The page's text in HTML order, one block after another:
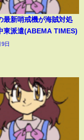
最新哨戒機が海賊対処
東派遣(ABEMA TIMES)
日